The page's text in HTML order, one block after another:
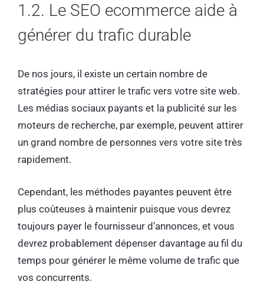
1.2. Le SEO ecommerce aide à
générer du trafic durable
De nos jours, il existe un certain nombre de
stratégies pour attirer le trafic vers votre site web.
Les médias sociaux payants et la publicité sur les
moteurs de recherche, par exemple, peuvent attirer
un grand nombre de personnes vers votre site très
rapidement.
Cependant, les méthodes payantes peuvent être
plus coûteuses à maintenir puisque vous devrez
toujours payer le fournisseur d’annonces, et vous
devrez probablement dépenser davantage au fil du
temps pour générer le même volume de trafic que
vos concurrents.